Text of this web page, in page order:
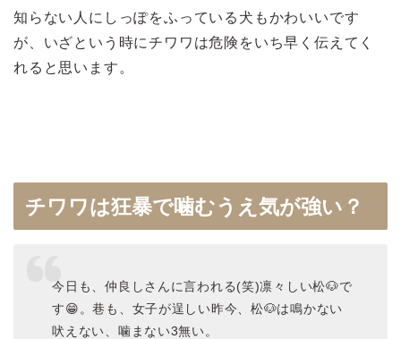
知らない人にしっぽをふっている犬もかわいいです
が、いざという時にチワワは危険をいち早く伝えてく
れると思います。
チワワは狂暴で噛むうえ気が強い？
今日も、仲良しさんに言われる(笑)凛々しい松🐶で
す😁。巷も、女子が逞しい昨今、松🐶は鳴かない
吠えない、噛まない3無い。